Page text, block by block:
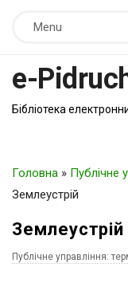
Menu
e-
Бібліотека
Головна » Публічне
Землеустрій
Землеустрій
Публічне управління: